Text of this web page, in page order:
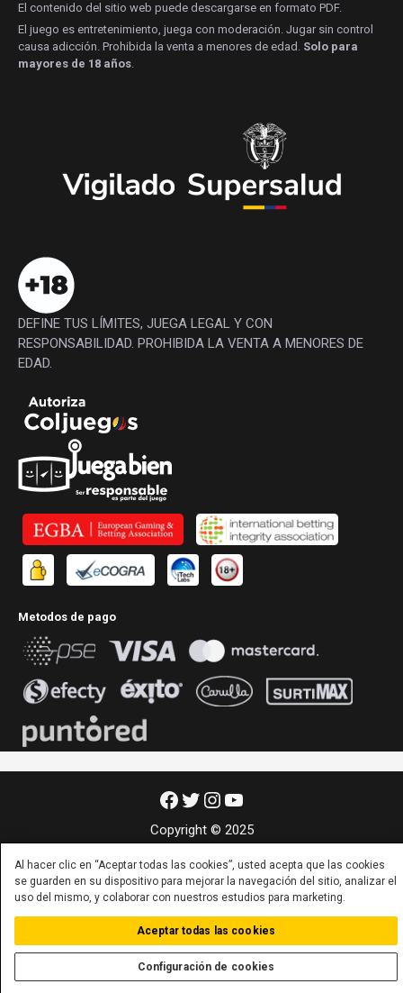
El contenido del sitio web puede descargarse en formato PDF.
El juego es entretenimiento, juega con moderación. Jugar sin control
causa adicción. Prohibida la venta a menores de edad. Solo para
mayores de 18 años.
DEFINE TUS LÍMITES, JUEGA LEGAL Y CON
RESPONSABILIDAD. PROHIBIDA LA VENTA A MENORES DE
EDAD.
Metodos de pago
Facebook
Twitter
Instagram
YouTube
Copyright © 2025
Al hacer clic en “Aceptar todas las cookies”, usted acepta que las cookies
se guarden en su dispositivo para mejorar la navegación del sitio, analizar el
uso del mismo, y colaborar con nuestros estudios para marketing.
Configuración de cookies
Aceptar todas las cookies